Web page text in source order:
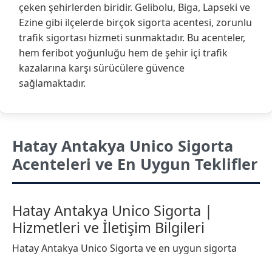
çeken şehirlerden biridir. Gelibolu, Biga, Lapseki ve
Ezine gibi ilçelerde birçok sigorta acentesi, zorunlu
trafik sigortası hizmeti sunmaktadır. Bu acenteler,
hem feribot yoğunluğu hem de şehir içi trafik
kazalarına karşı sürücülere güvence
sağlamaktadır.
Hatay Antakya Unico Sigorta
Acenteleri ve En Uygun Teklifler
Hatay Antakya Unico Sigorta |
Hizmetleri ve İletişim Bilgileri
Hatay Antakya Unico Sigorta ve en uygun sigorta